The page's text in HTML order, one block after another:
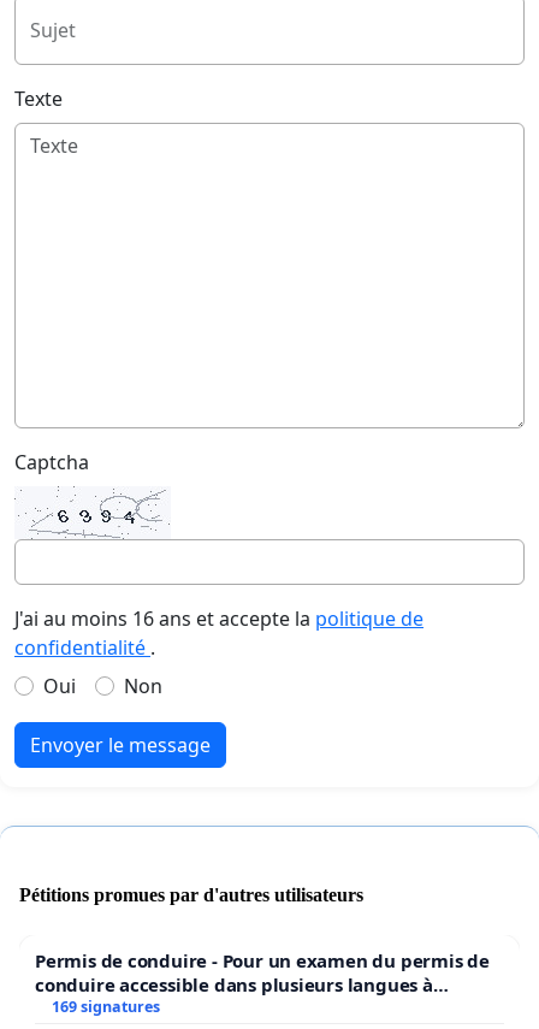
Sujet
Texte
Captcha
J'ai au moins 16 ans et accepte la politique de
confidentialité .
Oui
Non
Envoyer le message
Pétitions promues par d'autres utilisateurs
Permis de conduire - Pour un examen du permis de
conduire accessible dans plusieurs langues à
Bruxelles
169 signatures